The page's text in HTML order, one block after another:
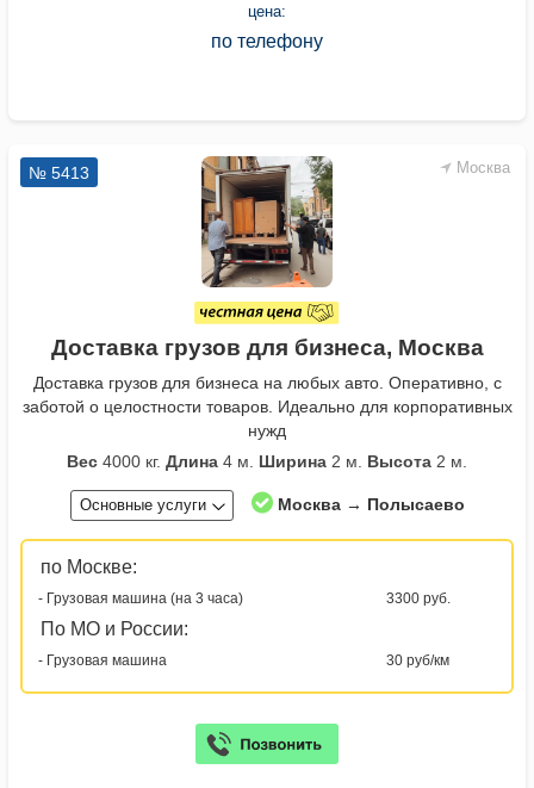
цена:
по телефону
Москва
№ 5413
Доставка грузов для бизнеса, Москва
Доставка грузов для бизнеса на любых авто. Оперативно, с
заботой о целостности товаров. Идеально для корпоративных
нужд
Вес 4000 кг. Длина 4 м. Ширина 2 м. Высота 2 м.
Основные услуги Москва → Полысаево
по Москве:
- Грузовая машина (на 3 часа) 3300 руб.
По МО и России:
- Грузовая машина 30 руб/км